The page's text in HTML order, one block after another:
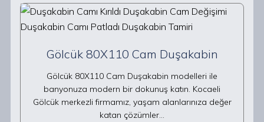
Gölcük 80X110 Cam Duşakabin
Gölcük 80X110 Cam Duşakabin modelleri ile
banyonuza modern bir dokunuş katın. Kocaeli
Gölcük merkezli firmamız, yaşam alanlarınıza değer
katan çözümler…